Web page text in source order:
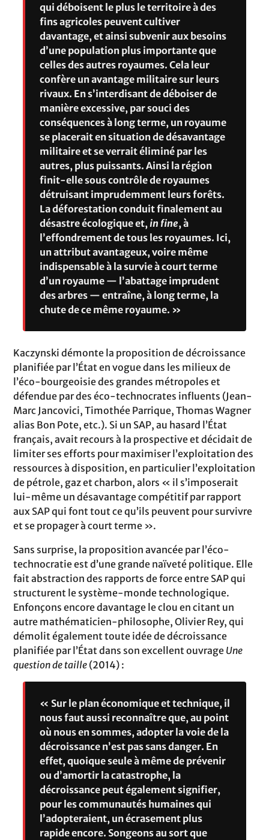
qui déboisent le plus le territoire à des
fins agricoles peuvent cultiver
davantage, et ainsi subvenir aux besoins
d’une population plus importante que
celles des autres royaumes. Cela leur
confère un avantage militaire sur leurs
rivaux. En s’interdisant de déboiser de
manière excessive, par souci des
conséquences à long terme, un royaume
se placerait en situation de désavantage
militaire et se verrait éliminé par les
autres, plus puissants. Ainsi la région
finit-elle sous contrôle de royaumes
détruisant imprudemment leurs forêts.
La déforestation conduit finalement au
désastre écologique et,in fine, à
l’effondrement de tous les royaumes. Ici,
un attribut avantageux, voire même
indispensable à la survie à court terme
d’un royaume — l’abattage imprudent
des arbres — entraîne, à long terme, la
chute de ce même royaume. »
Kaczynski démonte la proposition de décroissance
planifiée par l’État en vogue dans les milieux de
l’éco-bourgeoisie des grandes métropoles et
défendue par des éco-technocrates influents (Jean-
Marc Jancovici, Timothée Parrique, Thomas Wagner
alias Bon Pote, etc.). Si un SAP, au hasard l’État
français, avait recours à la prospective et décidait de
limiter ses efforts pour maximiser l’exploitation des
ressources à disposition, en particulier l’exploitation
de pétrole, gaz et charbon, alors « il s’imposerait
lui-même un désavantage compétitif par rapport
aux SAP qui font tout ce qu’ils peuvent pour survivre
et se propager à court terme ».
Sans surprise, la proposition avancée par l’éco-
technocratie est d’une grande naïveté politique. Elle
fait abstraction des rapports de force entre SAP qui
structurent le système-monde technologique.
Enfonçons encore davantage le clou en citant un
autre mathématicien-philosophe, Olivier Rey, qui
démolit également toute idée de décroissance
planifiée par l’État dans son excellent ouvrage Une
question de taille (2014) :
« Sur le plan économique et technique, il
nous faut aussi reconnaître que, au point
où nous en sommes, adopter la voie de la
décroissance n’est pas sans danger. En
effet, quoique seule à même de prévenir
ou d’amortir la catastrophe, la
décroissance peut également signifier,
pour les communautés humaines qui
l’adopteraient, un écrasement plus
rapide encore. Songeons au sort que